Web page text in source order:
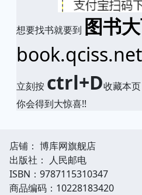
想要找书就要到 图书
book.qciss.net
立刻按 ctrl+D收藏本页
你会得到大惊喜!!
店铺： 博库网旗舰店
出版社： 人民邮电
ISBN：9787115310347
商品编码：10228183420